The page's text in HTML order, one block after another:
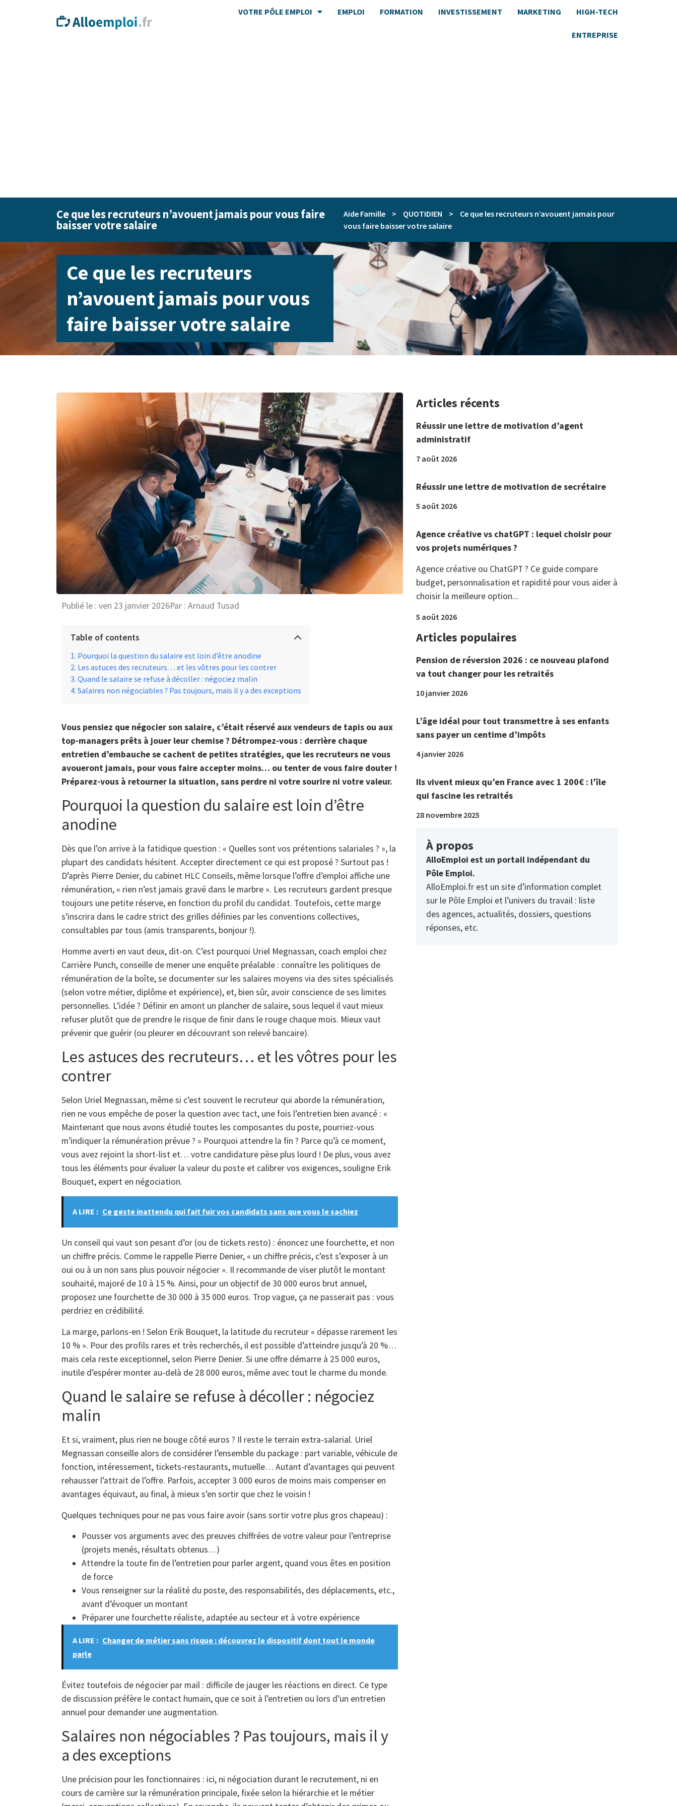
VOTRE PÔLE EMPLOI EMPLOI FORMATION INVESTISSEMENT MARKETING HIGH-TECH
ENTREPRISE
Ce que les recruteurs n’avouent jamais pour vous faire
baisser votre salaire
Aide Famille > QUOTIDIEN >
Ce que les recruteurs n’avouent jamais pour
vous faire baisser votre salaire
Ce que les recruteurs
n’avouent jamais pour vous
faire baisser votre salaire
Publié le : ven 23 janvier 2026Par : Arnaud Tusad
Table of contents
Pourquoi la question du salaire est loin d’être anodine
Les astuces des recruteurs… et les vôtres pour les contrer
Quand le salaire se refuse à décoller : négociez malin
Salaires non négociables ? Pas toujours, mais il y a des exceptions
Vous pensiez que négocier son salaire, c’était réservé aux vendeurs de tapis ou aux
top-managers prêts à jouer leur chemise ? Détrompez-vous : derrière chaque
entretien d’embauche se cachent de petites stratégies, que les recruteurs ne vous
avoueront jamais, pour vous faire accepter moins… ou tenter de vous faire douter !
Préparez-vous à retourner la situation, sans perdre ni votre sourire ni votre valeur.
Pourquoi la question du salaire est loin d’être
anodine
Dès que l’on arrive à la fatidique question : « Quelles sont vos prétentions salariales ? », la
plupart des candidats hésitent. Accepter directement ce qui est proposé ? Surtout pas !
D’après Pierre Denier, du cabinet HLC Conseils, même lorsque l’offre d’emploi affiche une
rémunération, « rien n’est jamais gravé dans le marbre ». Les recruteurs gardent presque
toujours une petite réserve, en fonction du profil du candidat. Toutefois, cette marge
s’inscrira dans le cadre strict des grilles définies par les conventions collectives,
consultables par tous (amis transparents, bonjour !).
Homme averti en vaut deux, dit-on. C’est pourquoi Uriel Megnassan, coach emploi chez
Carrière Punch, conseille de mener une enquête préalable : connaître les politiques de
rémunération de la boîte, se documenter sur les salaires moyens via des sites spécialisés
(selon votre métier, diplôme et expérience), et, bien sûr, avoir conscience de ses limites
personnelles. L’idée ? Définir en amont un plancher de salaire, sous lequel il vaut mieux
refuser plutôt que de prendre le risque de finir dans le rouge chaque mois. Mieux vaut
prévenir que guérir (ou pleurer en découvrant son relevé bancaire).
Les astuces des recruteurs… et les vôtres pour les
contrer
Selon Uriel Megnassan, même si c’est souvent le recruteur qui aborde la rémunération,
rien ne vous empêche de poser la question avec tact, une fois l’entretien bien avancé : «
Maintenant que nous avons étudié toutes les composantes du poste, pourriez-vous
m’indiquer la rémunération prévue ? » Pourquoi attendre la fin ? Parce qu’à ce moment,
vous avez rejoint la short-list et… votre candidature pèse plus lourd ! De plus, vous avez
tous les éléments pour évaluer la valeur du poste et calibrer vos exigences, souligne Erik
Bouquet, expert en négociation.
A LIRE : Ce geste inattendu qui fait fuir vos candidats sans que vous le sachiez
Un conseil qui vaut son pesant d’or (ou de tickets resto) : énoncez une fourchette, et non
un chiffre précis. Comme le rappelle Pierre Denier, « un chiffre précis, c’est s’exposer à un
oui ou à un non sans plus pouvoir négocier ». Il recommande de viser plutôt le montant
souhaité, majoré de 10 à 15 %. Ainsi, pour un objectif de 30 000 euros brut annuel,
proposez une fourchette de 30 000 à 35 000 euros. Trop vague, ça ne passerait pas : vous
perdriez en crédibilité.
La marge, parlons-en ! Selon Erik Bouquet, la latitude du recruteur « dépasse rarement les
10 % ». Pour des profils rares et très recherchés, il est possible d’atteindre jusqu’à 20 %…
mais cela reste exceptionnel, selon Pierre Denier. Si une offre démarre à 25 000 euros,
inutile d’espérer monter au-delà de 28 000 euros, même avec tout le charme du monde.
Quand le salaire se refuse à décoller : négociez
malin
Et si, vraiment, plus rien ne bouge côté euros ? Il reste le terrain extra-salarial. Uriel
Megnassan conseille alors de considérer l’ensemble du package : part variable, véhicule de
fonction, intéressement, tickets-restaurants, mutuelle… Autant d’avantages qui peuvent
rehausser l’attrait de l’offre. Parfois, accepter 3 000 euros de moins mais compenser en
avantages équivaut, au final, à mieux s’en sortir que chez le voisin !
Quelques techniques pour ne pas vous faire avoir (sans sortir votre plus gros chapeau) :
Pousser vos arguments avec des preuves chiffrées de votre valeur pour l’entreprise
(projets menés, résultats obtenus…)
Attendre la toute fin de l’entretien pour parler argent, quand vous êtes en position
de force
Vous renseigner sur la réalité du poste, des responsabilités, des déplacements, etc.,
avant d’évoquer un montant
Préparer une fourchette réaliste, adaptée au secteur et à votre expérience
A LIRE : Changer de métier sans risque : découvrez le dispositif dont tout le monde
parle
Évitez toutefois de négocier par mail : difficile de jauger les réactions en direct. Ce type
de discussion préfère le contact humain, que ce soit à l’entretien ou lors d’un entretien
annuel pour demander une augmentation.
Salaires non négociables ? Pas toujours, mais il y
a des exceptions
Une précision pour les fonctionnaires : ici, ni négociation durant le recrutement, ni en
cours de carrière sur la rémunération principale, fixée selon la hiérarchie et le métier
Articles récents
Réussir une lettre de motivation d’agent
administratif
7 août 2026
Réussir une lettre de motivation de secrétaire
5 août 2026
Agence créative vs chatGPT : lequel choisir pour
vos projets numériques ?
Agence créative ou ChatGPT ? Ce guide compare
budget, personnalisation et rapidité pour vous aider à
choisir la meilleure option...
5 août 2026
Articles populaires
Pension de réversion 2026 : ce nouveau plafond
va tout changer pour les retraités
10 janvier 2026
L’âge idéal pour tout transmettre à ses enfants
sans payer un centime d’impôts
4 janvier 2026
Ils vivent mieux qu’en France avec 1 200€ : l’île
qui fascine les retraités
28 novembre 2025
À propos
AlloEmploi est un portail indépendant du
Pôle Emploi.
AlloEmploi.fr est un site d’information complet
sur le Pôle Emploi et l’univers du travail : liste
des agences, actualités, dossiers, questions
réponses, etc.